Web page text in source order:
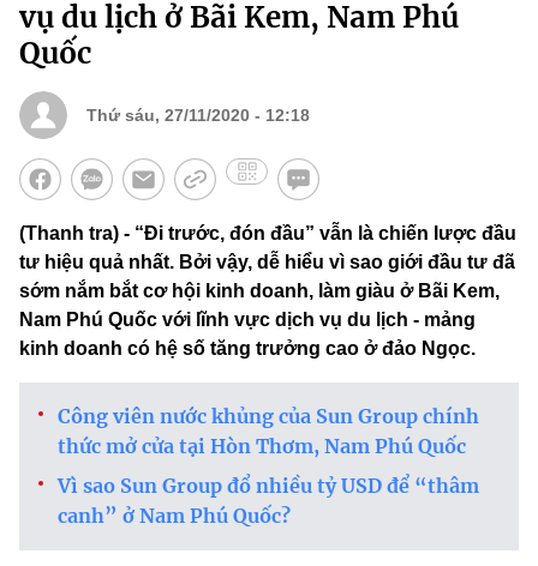
vụ du lịch ở Bãi Kem, Nam Phú
Quốc
Thứ sáu, 27/11/2020 - 12:18
(Thanh tra) - “Đi trước, đón đầu” vẫn là chiến lược đầu
tư hiệu quả nhất. Bởi vậy, dễ hiểu vì sao giới đầu tư đã
sớm nắm bắt cơ hội kinh doanh, làm giàu ở Bãi Kem,
Nam Phú Quốc với lĩnh vực dịch vụ du lịch - mảng
kinh doanh có hệ số tăng trưởng cao ở đảo Ngọc.
Công viên nước khủng của Sun Group chính
thức mở cửa tại Hòn Thơm, Nam Phú Quốc
Vì sao Sun Group đổ nhiều tỷ USD để “thâm
canh” ở Nam Phú Quốc?